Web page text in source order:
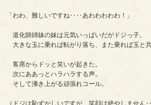
「わわ、難しいですね‥‥あわわわわわ！」
道化師姉妹の妹は元気いっぱいだがドジっ子。
大きな玉に乗れば転がり落ち、また乗れば玉と共
客席からドッと笑いが起きた。
次にああっとハラハラする声。
そして沸き上がる頑張れコール。
（ドジは恥ずかしいですが、笑顔は絶やしません